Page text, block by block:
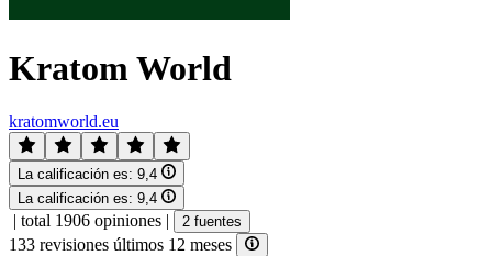
Kratom World
kratomworld.eu
La calificación es: 9,4
La calificación es: 9,4
| total 1906 opiniones | 2 fuentes
133 revisiones últimos 12 meses